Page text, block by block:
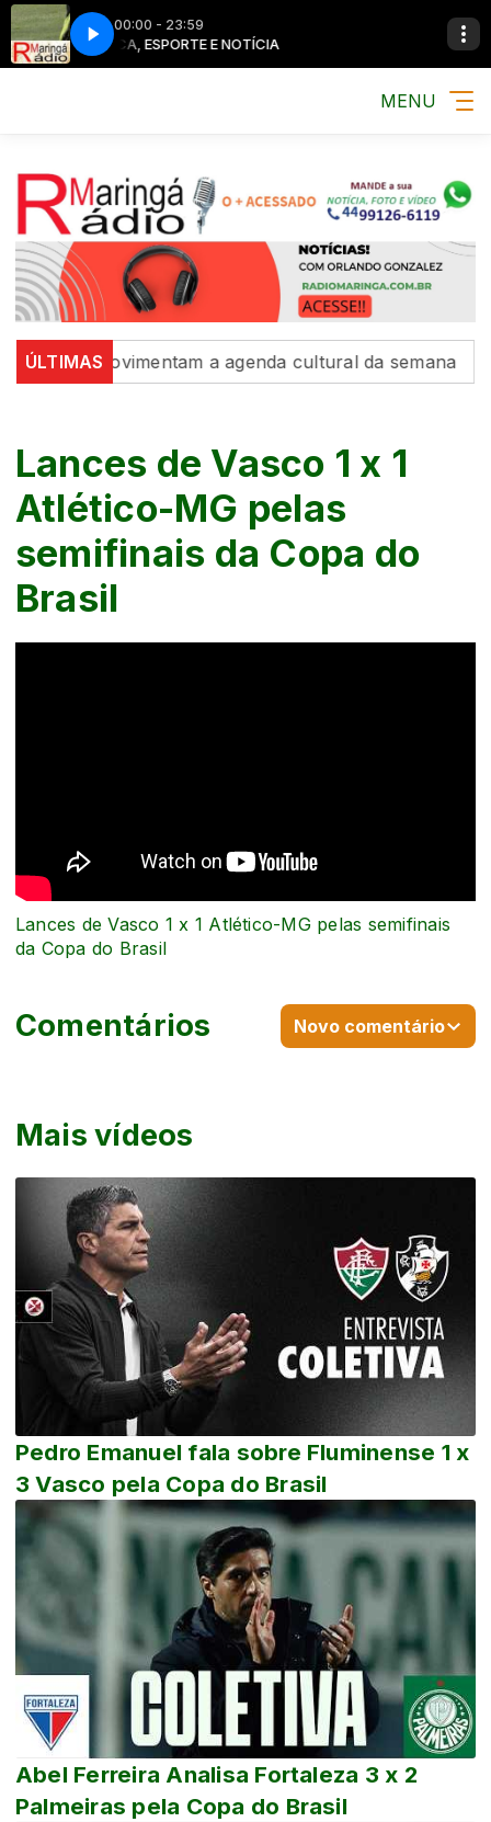
00:00 - 23:59
MÚSICA, ESPORTE E NOTÍCIA
MENU
ÚLTIMASmovimentam a agenda cultural da semana
Lances de Vasco 1 x 1
Atlético-MG pelas
semifinais da Copa do
Brasil
Mais vídeos
Pedro Emanuel fala sobre Fluminense 1 x
3 Vasco pela Copa do Brasil
Abel Ferreira Analisa Fortaleza 3 x 2
Palmeiras pela Copa do Brasil
Lances de Vasco 1 x 1 Atlético-MG pelas semifinais
da Copa do Brasil
Comentários Novo comentário